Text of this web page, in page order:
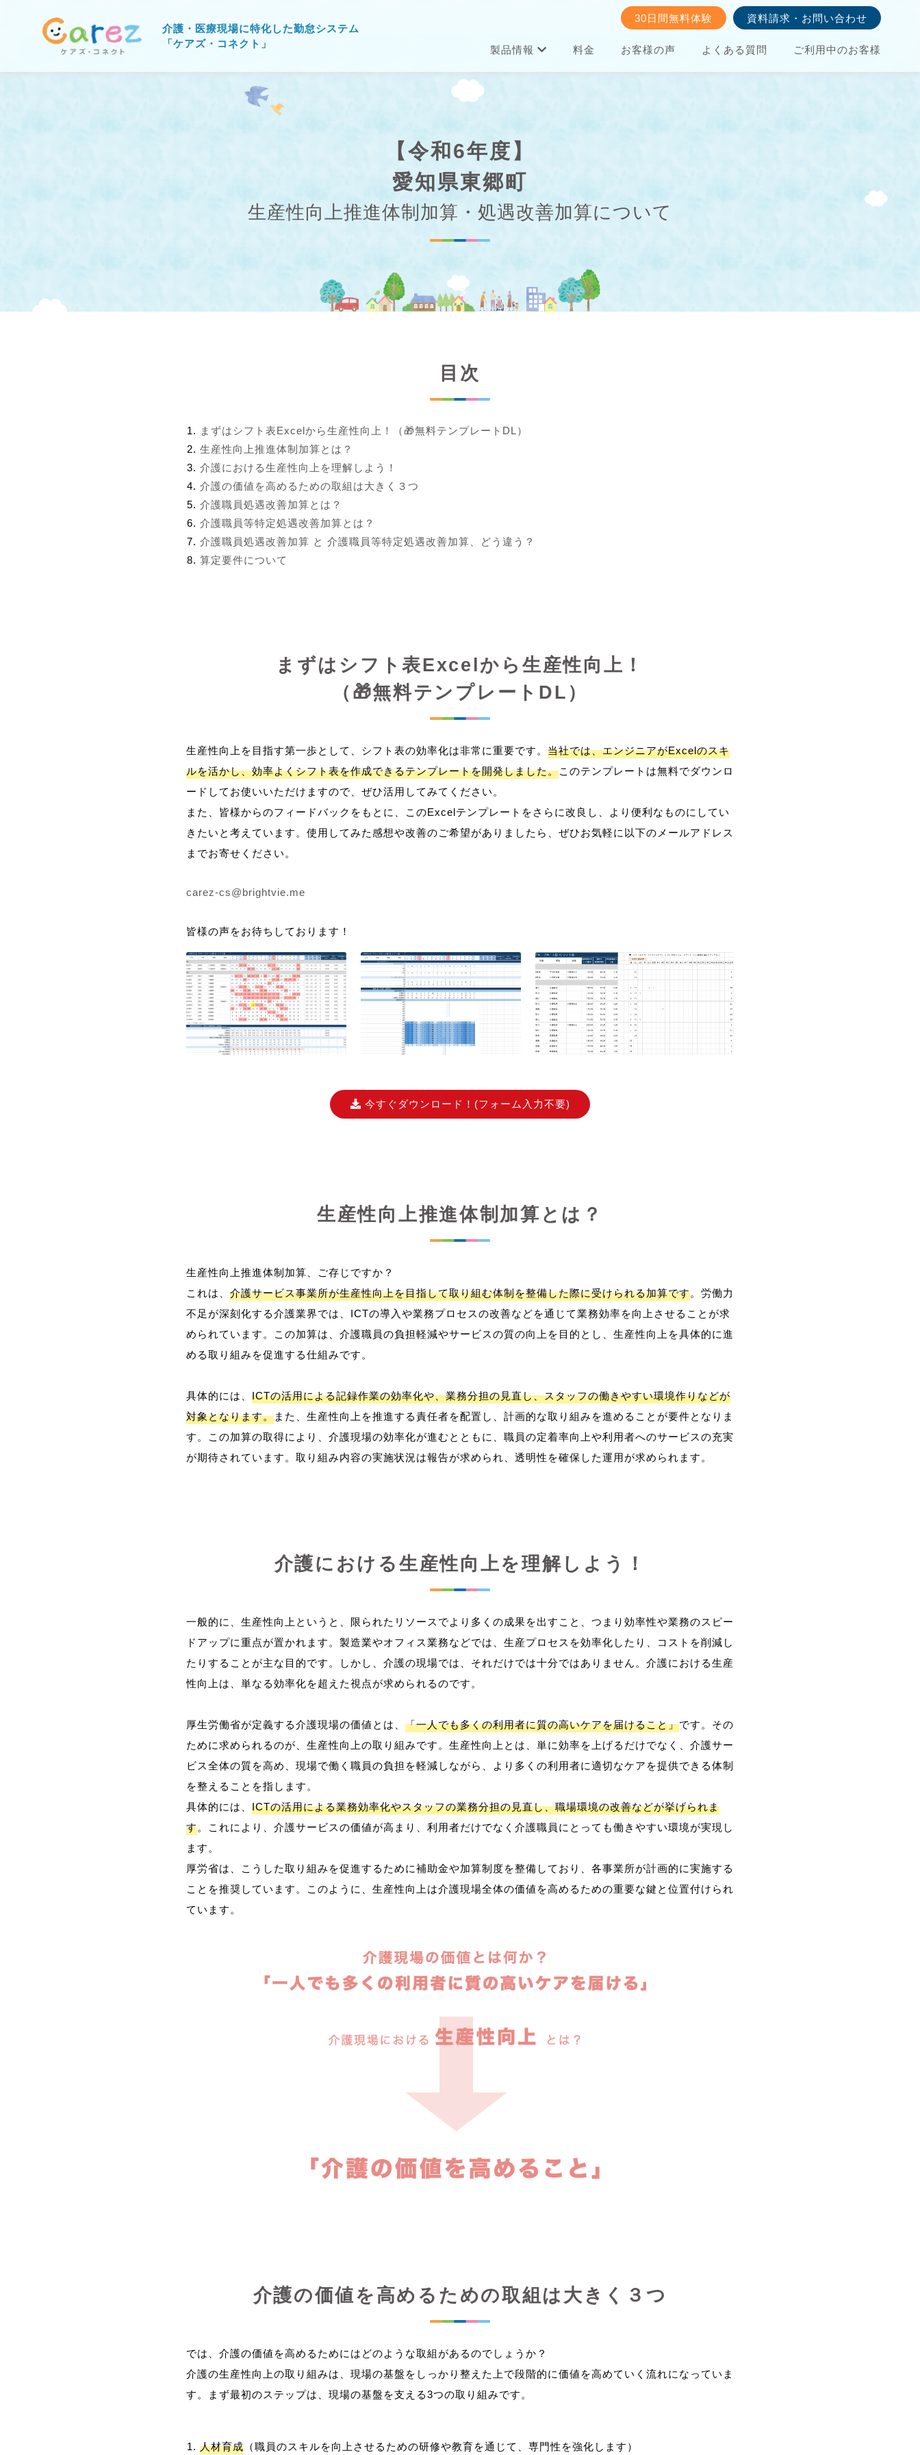
介護・医療現場に特化した勤怠システム
「ケアズ・コネクト」
製品情報 料金 お客様の声 よくある質問 ご利用中のお客様
30日間無料体験 資料請求・お問い合わせ
【令和6年度】
愛知県東郷町
生産性向上推進体制加算・処遇改善加算について
目次
まずはシフト表Excelから生産性向上！（🎁無料テンプレートDL）
生産性向上推進体制加算とは？
介護における生産性向上を理解しよう！
介護の価値を高めるための取組は大きく３つ
介護職員処遇改善加算とは？
介護職員等特定処遇改善加算とは？
介護職員処遇改善加算 と 介護職員等特定処遇改善加算、どう違う？
算定要件について
まずはシフト表Excelから生産性向上！
（🎁無料テンプレートDL）
生産性向上を目指す第一歩として、シフト表の効率化は非常に重要です。 当社では、エンジニアがExcelのスキ
ルを活かし、効率よくシフト表を作成できるテンプレートを開発しました。このテンプレートは無料でダウンロ
ードしてお使いいただけますので、ぜひ活用してみてください。
また、皆様からのフィードバックをもとに、このExcelテンプレートをさらに改良し、より便利なものにしてい
きたいと考えています。使用してみた感想や改善のご希望がありましたら、ぜひお気軽に以下のメールアドレス
までお寄せください。
carez-cs@brightvie.me
皆様の声をお待ちしております！
今すぐダウンロード！ (フォーム入力不要)
生産性向上推進体制加算とは？
生産性向上推進体制加算、ご存じですか？
これは、 介護サービス事業所が生産性向上を目指して取り組む体制を整備した際に受けられる加算です。労働力
不足が深刻化する介護業界では、ICTの導入や業務プロセスの改善などを通じて業務効率を向上させることが求
められています。この加算は、介護職員の負担軽減やサービスの質の向上を目的とし、生産性向上を具体的に進
める取り組みを促進する仕組みです。
具体的には、 ICTの活用による記録作業の効率化や、業務分担の見直し、スタッフの働きやすい環境作りなどが
対象となります。また、生産性向上を推進する責任者を配置し、計画的な取り組みを進めることが要件となりま
す。この加算の取得により、介護現場の効率化が進むとともに、職員の定着率向上や利用者へのサービスの充実
介護における生産性向上を理解しよう！
一般的に、生産性向上というと、限られたリソースでより多くの成果を出すこと、つまり効率性や業務のスピー
ドアップに重点が置かれます。製造業やオフィス業務などでは、生産プロセスを効率化したり、コストを削減し
たりすることが主な目的です。しかし、介護の現場では、それだけでは十分ではありません。介護における生産
性向上は、単なる効率化を超えた視点が求められるのです。
厚生労働省が定義する介護現場の価値とは、 「一人でも多くの利用者に質の高いケアを届けること」です。その
ために求められるのが、生産性向上の取り組みです。生産性向上とは、単に効率を上げるだけでなく、介護サー
ビス全体の質を高め、現場で働く職員の負担を軽減しながら、より多くの利用者に適切なケアを提供できる体制
を整えることを指します。
具体的には、 ICTの活用による業務効率化やスタッフの業務分担の見直し、職場環境の改善などが挙げられま
す。これにより、介護サービスの価値が高まり、利用者だけでなく介護職員にとっても働きやすい環境が実現し
ます。
厚労省は、こうした取り組みを促進するために補助金や加算制度を整備しており、各事業所が計画的に実施する
ことを推奨しています。このように、生産性向上は介護現場全体の価値を高めるための重要な鍵と位置付けられ
介護の価値を高めるための取組は大きく３つ
では、介護の価値を高めるためにはどのような取組があるのでしょうか？
介護の生産性向上の取り組みは、現場の基盤をしっかり整えた上で段階的に価値を高めていく流れになっていま
人材育成 （職員のスキルを向上させるための研修や教育を通じて、専門性を強化します）